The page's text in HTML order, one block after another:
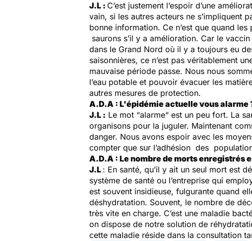
J.L : C’est justement l’espoir d’une
vain, si les autres acteurs ne s’impliquent
bonne information. Ce n’est que quand
saurons s’il y a amélioration. Car le
dans le Grand Nord où il y a toujours eu
saisonnières, ce n’est pas véritablement
mauvaise période passe. Nous nous
l’eau potable et pouvoir évacuer les
autres mesures de protection.
A.D.A : L'épidémie actuelle vous alarme
J.L : Le mot “alarme“ est un peu fort. La
organisons pour la juguler. Maintenant
danger. Nous avons espoir avec les
compter que sur l’adhésion des
A.D.A : Le nombre de morts enregistrés
J.L : En santé, qu’il y ait un seul mort est
système de santé ou l’entreprise qui
est souvent insidieuse, fulgurante quand
déshydratation. Souvent, le nombre de
très vite en charge. C’est une maladie
on dispose de notre solution de
cette maladie réside dans la consultation